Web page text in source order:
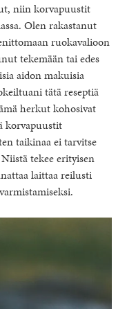
niin korvapuustit
Olen rakastanut
ruokavalioon
tekemään tai edes
aidon makuisia
tätä reseptiä
herkut kohosivat
korvapuustit
taikinaa ei tarvitse
tekee erityisen
laittaa reilusti